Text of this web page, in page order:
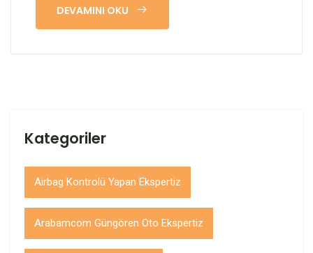
DEVAMINI OKU
Kategoriler
Airbag Kontrolü Yapan Ekspertiz
Arabamcom Güngören Oto Ekspertiz